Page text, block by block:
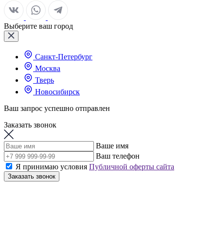
Выберите ваш город
Санкт-Петербург
Москва
Тверь
Новосибирск
Ваш запрос успешно отправлен
Заказать звонок
Ваше имя
Ваш телефон
Я принимаю условия Публичной оферты сайта
Заказать звонок